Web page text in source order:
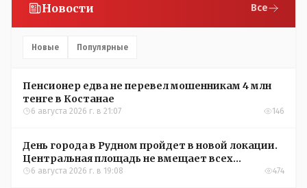
Новости Все
Новые Популярные
Пенсионер едва не перевел мошенникам 4 млн
тенге в Костанае
6 августа 2026 г. в 21:07 146
День города в Рудном пройдет в новой локации.
Центральная площадь не вмещает всех
желающих
6 августа 2026 г. в 19:08 474